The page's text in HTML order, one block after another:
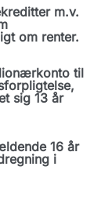
m.v.
om renter.
til
sig 13 år
16 år
i